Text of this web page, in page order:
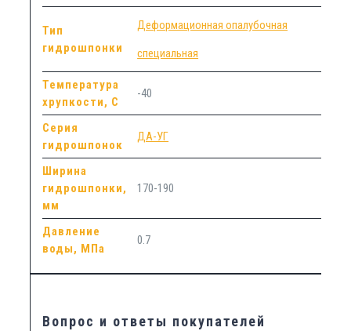
Тип
гидрошпонки
Деформационная опалубочная
специальная
Температура
хрупкости, С
-40
Серия
гидрошпонок
ДА-УГ
Ширина
гидрошпонки,
мм
170-190
Давление
воды, МПа
0.7
Вопрос и ответы покупателей